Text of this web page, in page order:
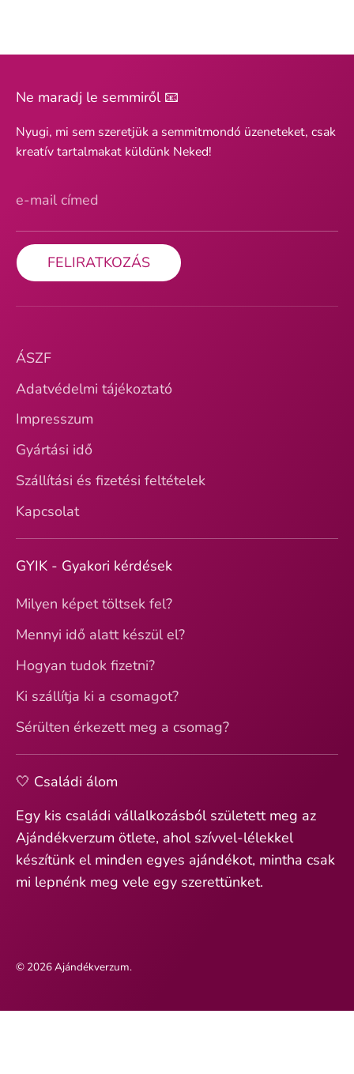
Ne maradj le semmiről 📧
Nyugi, mi sem szeretjük a semmitmondó üzeneteket, csak
kreatív tartalmakat küldünk Neked!
e-mail címed
FELIRATKOZÁS
ÁSZF
Adatvédelmi tájékoztató
Impresszum
Gyártási idő
Szállítási és fizetési feltételek
Kapcsolat
GYIK - Gyakori kérdések
Milyen képet töltsek fel?
Mennyi idő alatt készül el?
Hogyan tudok fizetni?
Ki szállítja ki a csomagot?
Sérülten érkezett meg a csomag?
🤍 Családi álom
Egy kis családi vállalkozásból született meg az
Ajándékverzum ötlete, ahol szívvel-lélekkel
készítünk el minden egyes ajándékot, mintha csak
mi lepnénk meg vele egy szerettünket.
© 2026Ajándékverzum.